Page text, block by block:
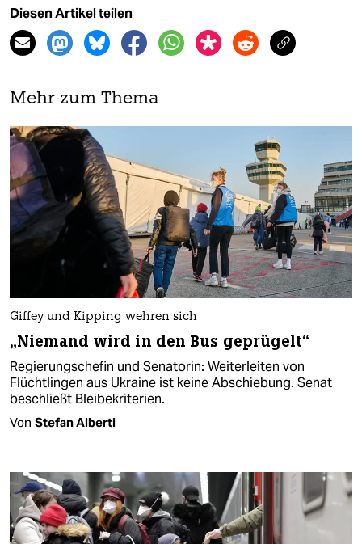
Diesen Artikel teilen
Mehr zum Thema
Giffey und Kipping wehren sich
„Niemand wird in den Bus geprügelt“
Regierungschefin und Senatorin: Weiterleiten von
Flüchtlingen aus Ukraine ist keine Abschiebung. Senat
beschließt Bleibekriterien.
Von Stefan Alberti